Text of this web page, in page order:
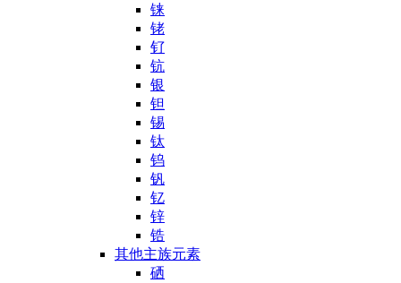
铼
铑
钌
钪
银
钽
锡
钛
钨
钒
钇
锌
锆
其他主族元素
硒